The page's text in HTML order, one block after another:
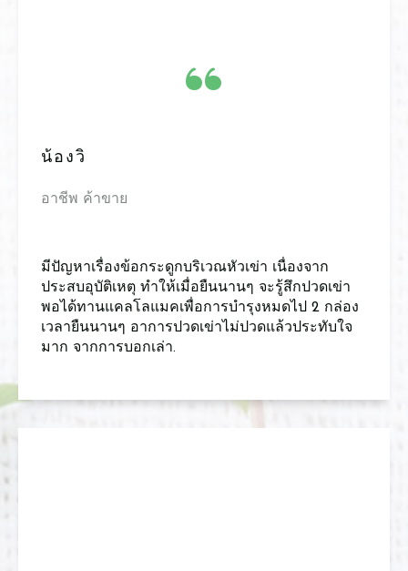
“
​น้องวิ
​อาชีพ ค้าขาย
​มีปัญหาเรื่องข้อกระดูกบริเวณหัวเข่า เนื่องจาก
ประสบอุบัติเหตุ ทำให้เมื่อยืนนานๆ จะรู้สึกปวดเข่า
พอได้ทานแคลโลแมคเพื่อการบำรุงหมดไป 2 กล่อง
เวลายืนนานๆ อาการปวดเข่าไม่ปวดแล้วประทับใจ
มาก จากการบอกเล่า.